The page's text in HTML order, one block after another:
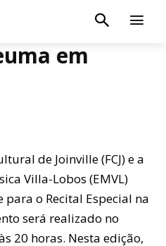
em
de Joinville (FCJ) e a
Villa-Lobos (EMVL)
o Recital Especial na
será realizado no
20 horas. Nesta edição,